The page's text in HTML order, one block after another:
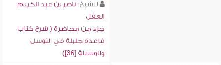
للشيخ: ناصر بن عبد الكريم
العقل
جزء من محاضرة ( شرح كتاب
قاعدة جليلة في التوسل
والوسيلة [36])